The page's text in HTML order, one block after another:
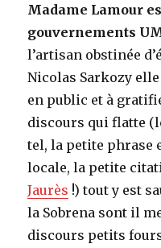
Madame Lamour
gouvernements
l’artisan obstinée
Nicolas Sarkozy
en public et à
discours qui flatte
tel, la petite phrase
locale, la petite
Jaurès !) tout y est
la Sobrena sont il
discours petits